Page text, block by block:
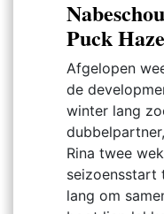
Puck
Afgelopen
de
winter lang
Rina twee
seizoensstart
lang om